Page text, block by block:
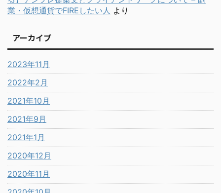
業・仮想通貨でFIREしたい人 より
アーカイブ
2023年11月
2022年2月
2021年10月
2021年9月
2021年1月
2020年12月
2020年11月